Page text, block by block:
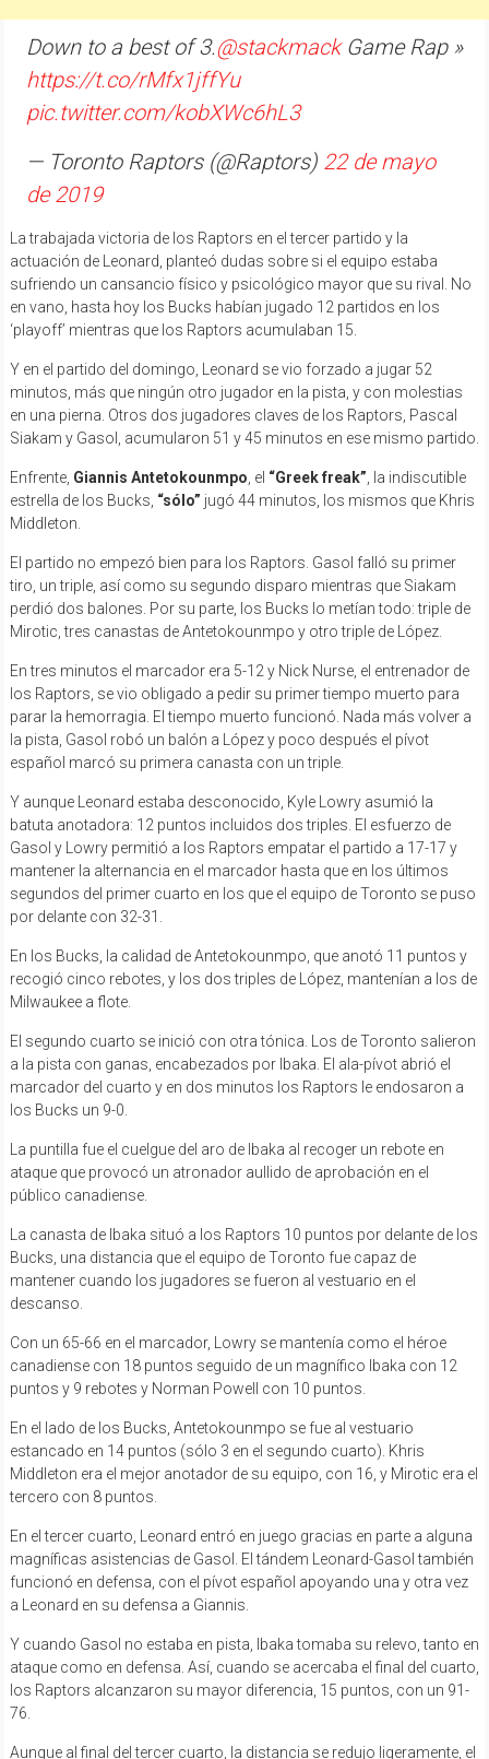
Down to a best of 3.@stackmackGame Rap »
https://t.co/rMfx1jffYu
pic.twitter.com/kobXWc6hL3
— Toronto Raptors (@Raptors) 22 de mayo
de 2019
La trabajada victoria de los Raptors en el tercer partido y la
actuación de Leonard, planteó dudas sobre si el equipo estaba
sufriendo un cansancio físico y psicológico mayor que su rival. No
en vano, hasta hoy los Bucks habían jugado 12 partidos en los
‘playoff’ mientras que los Raptors acumulaban 15.
Y en el partido del domingo, Leonard se vio forzado a jugar 52
minutos, más que ningún otro jugador en la pista, y con molestias
en una pierna. Otros dos jugadores claves de los Raptors, Pascal
Siakam y Gasol, acumularon 51 y 45 minutos en ese mismo partido.
Enfrente, Giannis Antetokounmpo , el “Greek freak” , la indiscutible
estrella de los Bucks, “sólo” jugó 44 minutos, los mismos que Khris
Middleton.
El partido no empezó bien para los Raptors. Gasol falló su primer
tiro, un triple, así como su segundo disparo mientras que Siakam
perdió dos balones. Por su parte, los Bucks lo metían todo: triple de
Mirotic, tres canastas de Antetokounmpo y otro triple de López.
En tres minutos el marcador era 5-12 y Nick Nurse, el entrenador de
los Raptors, se vio obligado a pedir su primer tiempo muerto para
parar la hemorragia. El tiempo muerto funcionó. Nada más volver a
la pista, Gasol robó un balón a López y poco después el pívot
español marcó su primera canasta con un triple.
Y aunque Leonard estaba desconocido, Kyle Lowry asumió la
batuta anotadora: 12 puntos incluidos dos triples. El esfuerzo de
Gasol y Lowry permitió a los Raptors empatar el partido a 17-17 y
mantener la alternancia en el marcador hasta que en los últimos
segundos del primer cuarto en los que el equipo de Toronto se puso
por delante con 32-31.
En los Bucks, la calidad de Antetokounmpo, que anotó 11 puntos y
recogió cinco rebotes, y los dos triples de López, mantenían a los de
Milwaukee a flote.
El segundo cuarto se inició con otra tónica. Los de Toronto salieron
a la pista con ganas, encabezados por Ibaka. El ala-pívot abrió el
marcador del cuarto y en dos minutos los Raptors le endosaron a
los Bucks un 9-0.
La puntilla fue el cuelgue del aro de Ibaka al recoger un rebote en
ataque que provocó un atronador aullido de aprobación en el
público canadiense.
La canasta de Ibaka situó a los Raptors 10 puntos por delante de los
Bucks, una distancia que el equipo de Toronto fue capaz de
mantener cuando los jugadores se fueron al vestuario en el
descanso.
Con un 65-66 en el marcador, Lowry se mantenía como el héroe
canadiense con 18 puntos seguido de un magnífico Ibaka con 12
puntos y 9 rebotes y Norman Powell con 10 puntos.
En el lado de los Bucks, Antetokounmpo se fue al vestuario
estancado en 14 puntos (sólo 3 en el segundo cuarto). Khris
Middleton era el mejor anotador de su equipo, con 16, y Mirotic era el
tercero con 8 puntos.
En el tercer cuarto, Leonard entró en juego gracias en parte a alguna
magníficas asistencias de Gasol. El tándem Leonard-Gasol también
funcionó en defensa, con el pívot español apoyando una y otra vez
a Leonard en su defensa a Giannis.
Y cuando Gasol no estaba en pista, Ibaka tomaba su relevo, tanto en
ataque como en defensa. Así, cuando se acercaba el final del cuarto,
los Raptors alcanzaron su mayor diferencia, 15 puntos, con un 91-
76.
Aunque al final del tercer cuarto, la distancia se redujo ligeramente, el